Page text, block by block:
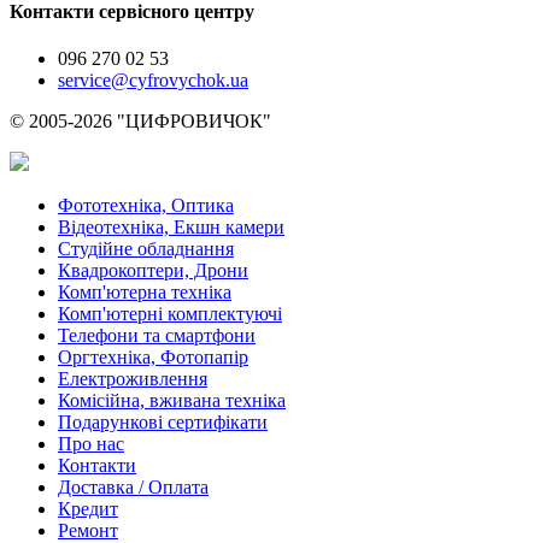
Контакти сервісного центру
096 270 02 53
service@cyfrovychok.ua
© 2005-2026 "ЦИФРОВИЧОК"
Фототехніка, Оптика
Відеотехніка, Екшн камери
Студійне обладнання
Квадрокоптери, Дрони
Комп'ютерна техніка
Комп'ютерні комплектуючі
Телефони та смартфони
Оргтехніка, Фотопапір
Електроживлення
Комісійна, вживана техніка
Подарункові сертифікати
Про нас
Контакти
Доставка / Оплата
Кредит
Ремонт